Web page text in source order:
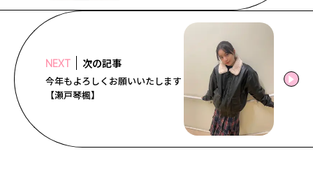
NEXT 次の記事
今年もよろしくお願いいたします
【瀬戸琴楓】